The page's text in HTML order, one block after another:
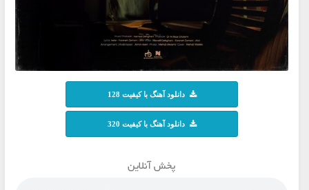
دانلود آهنگ با کیفیت 128
دانلود آهنگ با کیفیت 320
پخش آنلاین